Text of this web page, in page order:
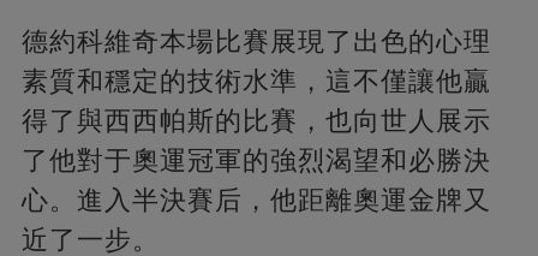
德約科維奇本場比賽展現了出色的心理
素質和穩定的技術水準，這不僅讓他贏
得了與西西帕斯的比賽，也向世人展示
了他對于奧運冠軍的強烈渴望和必勝決
心。進入半決賽后，他距離奧運金牌又
近了一步。